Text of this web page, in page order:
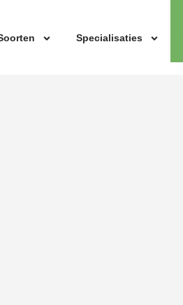
Specialisaties